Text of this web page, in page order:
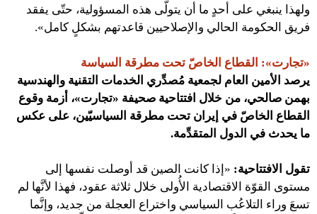
ولهذا ينبغي على أحدٍ ما أن يتولَّى هذه المسؤولية، حتّى يفقد
فريق الحكومة الحالي والإصلاحيين قاعدتهم بشكلٍ كامل».
«تجارت»: القطاع الخاصّ تحت مطرقة السياسة
يرصد الأمين العام لجمعية مُصدِّري الخدمات التقنية والهندسية
بهمن صالحي، من خلال افتتاحية صحيفة «تجارت»، أزمة وقوع
القطاع الخاصّ في إيران تحت مطرقة السياسيّين، على عكس
ما يحدث في الدول المتقدِّمة.
تقول الافتتاحية: «إذا كانت الصين قد أوصلت نفسها إلى
مستوى القوّة الاقتصادية الأُولى خلال ثلاثة عقود، فهذا لأنَّها لم
تسعَ وراء التلاعُب السياسي واختراع العجلة من جديد، وإنَّما